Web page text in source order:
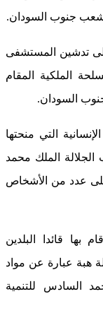
جنوب السودان.
تدشين المستشفى
الملكية المقام
السودان.
التي منحتها
الجلالة الملك محمد
عدد من الأشخاص
بها قائدا البلدين
هبة عبارة عن مواد
السادس للتنمية